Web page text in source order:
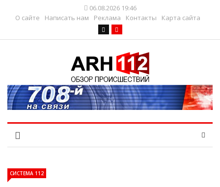
06.08.2026 19:46
О сайте
Написать нам Реклама Контакты Карта сайта
СИСТЕМА 112